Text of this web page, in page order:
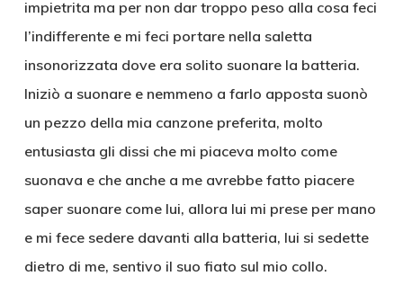
impietrita ma per non dar troppo peso alla cosa feci
l’indifferente e mi feci portare nella saletta
insonorizzata dove era solito suonare la batteria.
Iniziò a suonare e nemmeno a farlo apposta suonò
un pezzo della mia canzone preferita, molto
entusiasta gli dissi che mi piaceva molto come
suonava e che anche a me avrebbe fatto piacere
saper suonare come lui, allora lui mi prese per mano
e mi fece sedere davanti alla batteria, lui si sedette
dietro di me, sentivo il suo fiato sul mio collo.